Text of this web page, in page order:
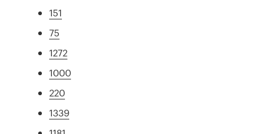
151
75
1272
1000
220
1339